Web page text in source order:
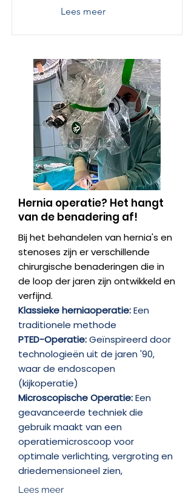
Lees meer
Hernia operatie? Het hangt
van de benadering af!
Bij het behandelen van hernia's en
stenoses zijn er verschillende
chirurgische benaderingen die in
de loop der jaren zijn ontwikkeld en
verfijnd.
Klassieke herniaoperatie:Een
traditionele methode
PTED-Operatie:Geïnspireerd door
technologieën uit de jaren '90,
waar de endoscopen
(kijkoperatie)
Microscopische Operatie:Een
geavanceerde techniek die
gebruik maakt van een
operatiemicroscoop voor
optimale verlichting, vergroting en
driedemensioneel zien,
Lees meer